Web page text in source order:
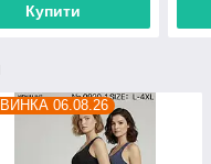
Купити
06.08.26